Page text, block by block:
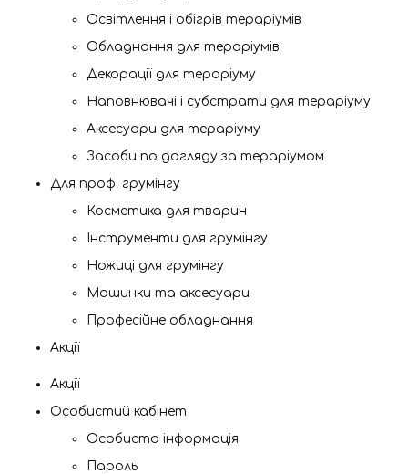
Освітлення і обігрів тераріумів
Обладнання для тераріумів
Декорації для тераріуму
Наповнювачі і субстрати для тераріуму
Аксесуари для тераріуму
Засоби по догляду за тераріумом
Для проф. грумінгу
Косметика для тварин
Інструменти для грумінгу
Ножиці для грумінгу
Машинки та аксесуари
Професійне обладнання
Акції
Акції
Особистий кабінет
Особиста інформація
Пароль